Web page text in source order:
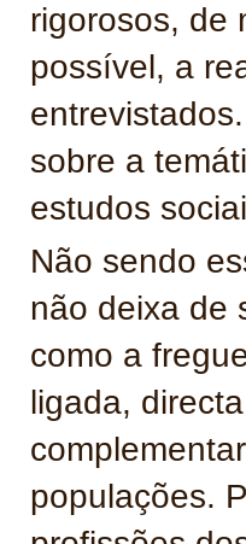
rigorosos, de
possível, a
sobre a
estudos
Não sendo
não deixa de
como a
ligada,
populações.